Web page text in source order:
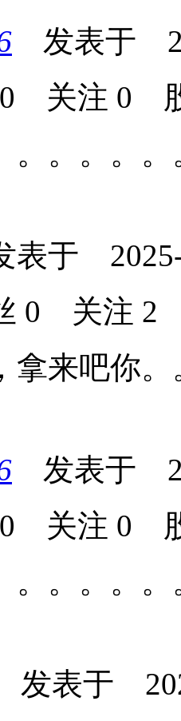
发表于
0 关注 0
。。。。。
于 2025-
0 关注 2
拿来吧你
发表于
0 关注 0
。。。。。
发表于